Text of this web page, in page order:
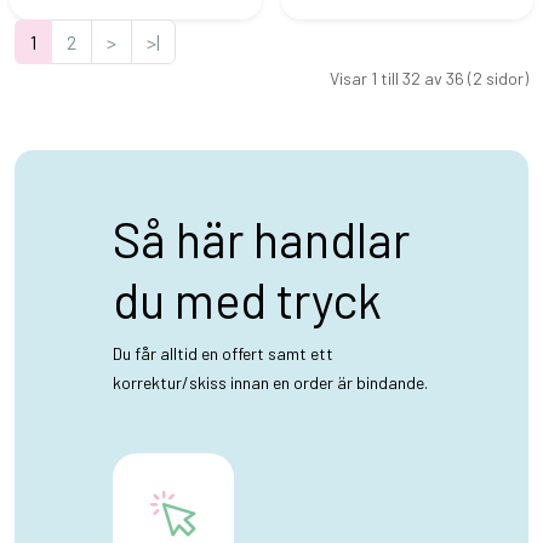
1 2 > >|
Visar 1 till 32 av 36 (2 sidor)
Så här handlar
du med tryck
Du får alltid en offert samt ett
korrektur/skiss innan en order är bindande.